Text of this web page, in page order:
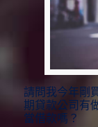
請問我今年剛
期貸款公司有
當借款嗎？